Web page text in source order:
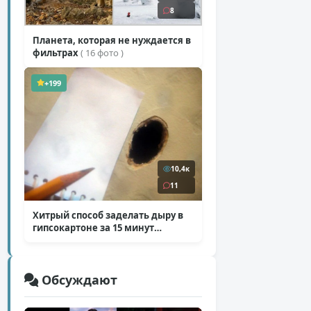
8
Планета, которая не нуждается в
фильтрах( 16 фото )
+199
10,4к
11
Хитрый способ заделать дыру в
гипсокартоне за 15 минут
Обсуждают